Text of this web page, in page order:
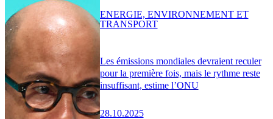
Les émissions mondiales devraient reculer
pour la première fois, mais le rythme reste
insuffisant, estime l’ONU
28.10.2025
ENERGIE, ENVIRONNEMENT ET
TRANSPORT